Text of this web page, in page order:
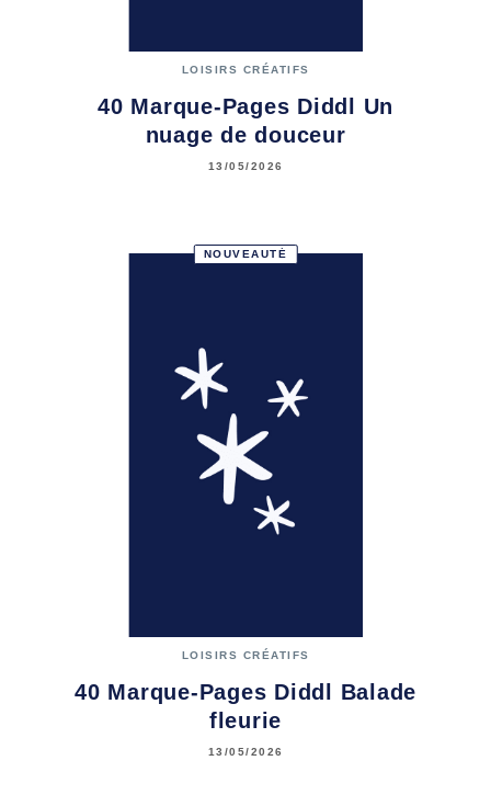
LOISIRS CRÉATIFS
40 Marque-Pages Diddl Un
nuage de douceur
13/05/2026
NOUVEAUTÉ
LOISIRS CRÉATIFS
40 Marque-Pages Diddl Balade
fleurie
13/05/2026